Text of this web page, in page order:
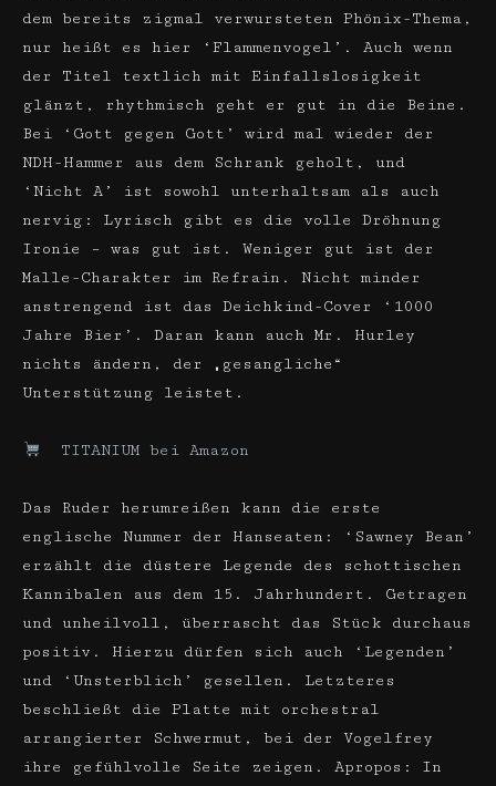
dem bereits zigmal verwurs­teten Phönix-Thema,
nur heißt es hier ‘Flammenvogel’. Auch wenn
der Titel textlich mit Einfallslosigkeit
glänzt, rhythmisch geht er gut in die Beine.
Bei ‘Gott gegen Gott’ wird mal wieder der
NDH-Hammer aus dem Schrank geholt, und
‘Nicht A’ ist sowohl unterhaltsam als auch
nervig: Lyrisch gibt es die volle Dröhnung
Ironie – was gut ist. Weniger gut ist der
Malle-Charakter im Refrain. Nicht minder
anstrengend ist das Deichkind-Cover ‘1000
Jahre Bier’. Daran kann auch Mr. Hurley
nichts ändern, der „gesangliche“
Unterstützung leistet.
TITANIUM bei Amazon
Das Ruder herumreißen kann die erste
englische Nummer der Hanseaten: ‘Sawney Bean’
erzählt die düstere Legende des schottischen
Kannibalen aus dem 15. Jahrhundert. Getragen
und unheilvoll, überrascht das Stück durchaus
positiv. Hierzu dürfen sich auch ‘Legenden’
und ‘Unsterblich’ gesellen. Letzteres
beschließt die Platte mit orches­tral
arrangierter Schwermut, bei der Vogelfrey
ihre gefühlvolle Seite zeigen. Apropos: In